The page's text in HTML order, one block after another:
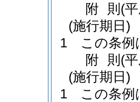
附 則 (
(施行期日)
1
この条例
附 則 (
(施行期日)
1
この条例